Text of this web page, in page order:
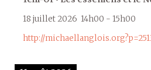
18 juillet 2026 14h00 - 15h00
http://